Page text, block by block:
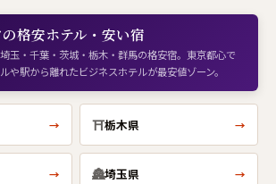
格安ホテル・安い宿
玉・千葉・茨城・栃木・群馬の格安宿。東京都心で
や駅から離れたビジネスホテルが最安値ゾーン。
→ ⛩栃木県 →
→ 🏯埼玉県 →